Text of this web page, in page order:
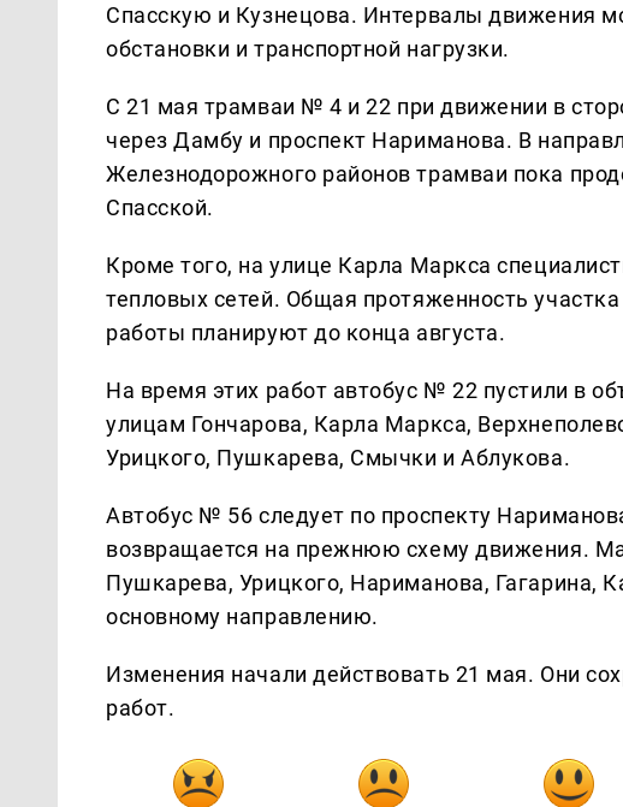
Спасскую и Кузнецова. Интервалы движения
обстановки и транспортной нагрузки.
С 21 мая трамваи № 4 и 22 при движении в
через Дамбу и проспект Нариманова. В
Железнодорожного районов трамваи пока
Спасской.
Кроме того, на улице Карла Маркса
тепловых сетей. Общая протяженность
работы планируют до конца августа.
На время этих работ автобус № 22 пустили в
улицам Гончарова, Карла Маркса,
Урицкого, Пушкарева, Смычки и Аблукова.
Автобус № 56 следует по проспекту
возвращается на прежнюю схему движения.
Пушкарева, Урицкого, Нариманова, Гагарина,
основному направлению.
Изменения начали действовать 21 мая. Они
работ.